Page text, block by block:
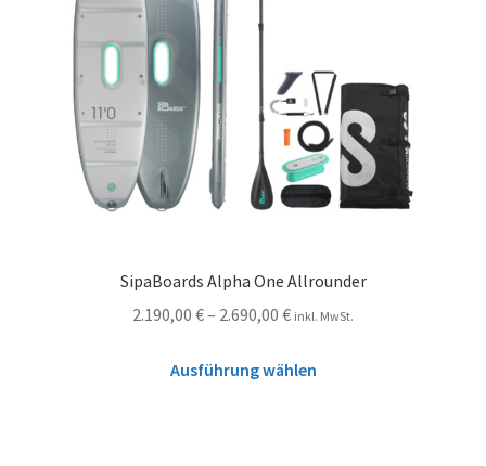
SipaBoards Alpha One Allrounder
2.190,00 €– 2.690,00 € inkl. MwSt.
Ausführung wählen